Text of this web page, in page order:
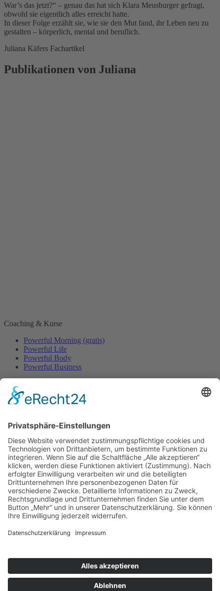
War’s das jetzt?“ – genau das hat sich Klara Meusburger gefragt,
obwohl sie eigentlich alles erreicht hatte.
In dieser Folge erzählt sie, wie sie den Mut fand, ihr Leben neu zu
gestalten – körperlich, mental und beruflich.
Juliana Käfers Fachartikel
Publikationen von Juliana
Coaching & Kurse
Powerful Morning (gratis)
Powerful Life
Powerful Body
Powerful Business
Event-Übersicht
Über mich
Mit mir arbeiten
Gratis
Podcast
Shop
Datenschutz